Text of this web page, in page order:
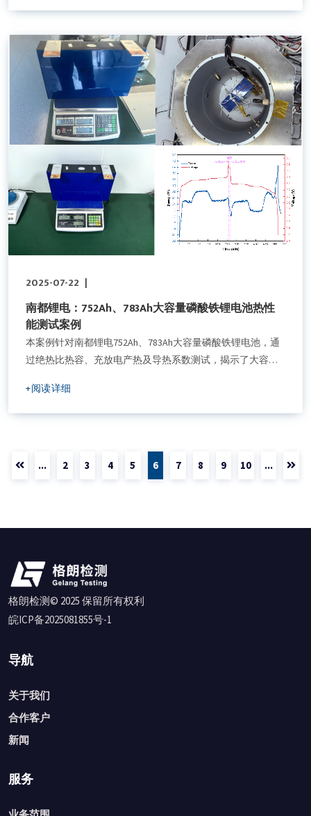
误读风险，适用于电池研发、质量管控及第三方认证场景。
2025-07-22 |
​南都锂电：752Ah、783Ah大容量磷酸铁锂电池热性
能测试案例
本案例针对南都锂电752Ah、783Ah大容量磷酸铁锂电池，通
过绝热比热容、充放电产热及导热系数测试，揭示了大容量
撑，助力优化电池安全性能。
+阅读详细
... 2 3 4 5 6 7 8 9 10 ...
格朗检测© 2025 保留所有权利
皖ICP备2025081855号-1
导航
关于我们
合作客户
新闻
服务